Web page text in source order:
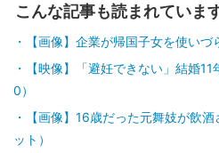
こんな記事も読まれていま
【画像】企業が帰国子女を使いづ
【映像】「避妊できない」結婚
0）
【画像】16歳だった元舞妓が飲
ット）